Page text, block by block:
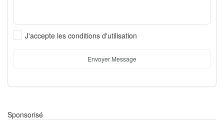
J'accepte les conditions d'utilisation
Envoyer Message
Sponsorisé